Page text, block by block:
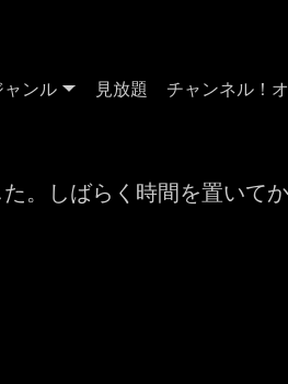
ャンル 見放題 チャンネル！
。しばらく時間を置いて